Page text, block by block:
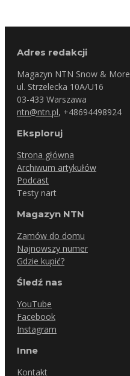
Adres redakcji
Magazyn NTN Snow & More
ul. Strzelecka 10A/U16
03-433 Warszawa
ntn@ntn.pl, +48694498924
Eksploruj
Strona główna
Archiwum artykułów
Podcast
Testy nart
Magazyn NTN
Zamów do domu
Najnowszy numer
Gdzie kupić?
Śledź nas
YouTube
Facebook
Instagram
Inne
Kontakt